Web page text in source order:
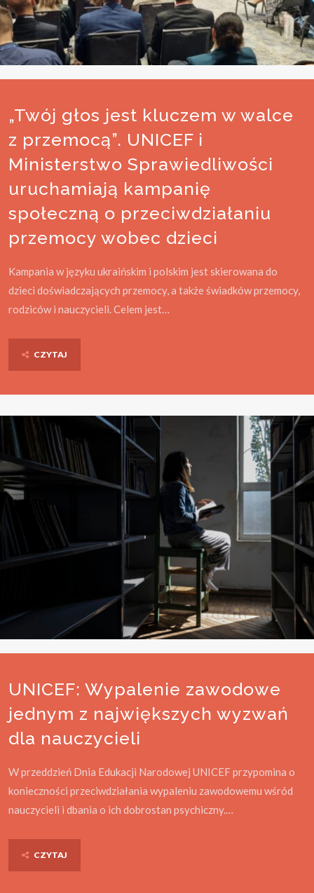
„Twój głos jest kluczem w walce
z przemocą”. UNICEF i
Ministerstwo Sprawiedliwości
uruchamiają kampanię
społeczną o przeciwdziałaniu
przemocy wobec dzieci
Kampania w języku ukraińskim i polskim jest skierowana do
dzieci doświadczających przemocy, a także świadków przemocy,
rodziców i nauczycieli. Celem jest…
CZYTAJ
UNICEF: Wypalenie zawodowe
jednym z największych wyzwań
dla nauczycieli
W przeddzień Dnia Edukacji Narodowej UNICEF przypomina o
konieczności przeciwdziałania wypaleniu zawodowemu wśród
nauczycieli i dbania o ich dobrostan psychiczny.…
CZYTAJ